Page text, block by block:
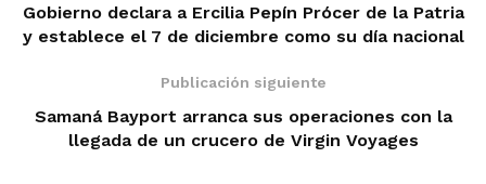
Gobierno declara a Ercilia Pepín Prócer de la Patria
y establece el 7 de diciembre como su día nacional
Publicación siguiente
Samaná Bayport arranca sus operaciones con la
llegada de un crucero de Virgin Voyages